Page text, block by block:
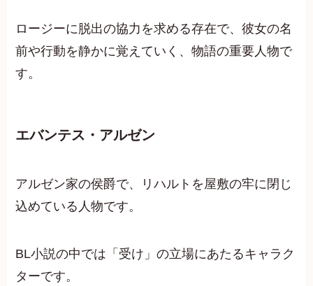
ロージーに脱出の協力を求める存在で、彼女の名
前や行動を静かに覚えていく、物語の重要人物で
す。
エバンテス・アルゼン
アルゼン家の侯爵で、リハルトを屋敷の牢に閉じ
込めている人物です。
BL小説の中では「受け」の立場にあたるキャラク
ターです。